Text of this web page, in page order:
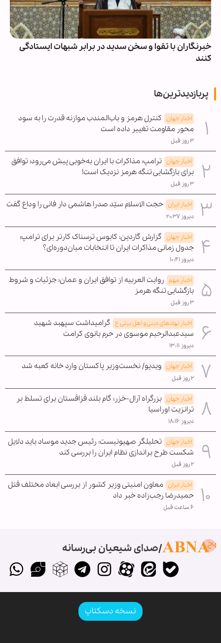
خبرنگاران با تقوا و سخن سدید در برابر شبهات ایستادگی
کنند
پربازدیدترین‌ها
اخبار جهان کنترل هرمز و باب‌المندب موازنه قدرت را به سود
محور مقاومت تغییر داده است
۳ روز قبل
اخبار جهان ترامپ: مذاکرات با ایران به‌خوبی پیش می‌رود؛ توافق
برای بازگشایی تنگه هرمز نزدیک است!
۳ روز قبل
اخبار ایران حجت الاسلام سیّد صدرا هاشمی دار فانی را وداع گفت
دیروز ۲۰:۳۷
اخبار جهان گزارش گاردین: کابوس ترسناک کارتر برای ترامپ؛
جدول زمانی مذاکرات ایران تا انتخابات میان‌دوره‌ای؟
دیروز ۱۰:۴۱
اخبار مهم روایت العربیه از توافق ایران و عمان؛ جزئیات و شروط
بازگشایی تنگه هرمز
۳ روز قبل
اخبار نهادهای دینی و اهل بیتی ع گرامیداشت سپهبد شهید
سیدعبدالرحیم موسوی در حرم بانوی کرامت
دیروز ۱۳:۱۱
اخبار جهان ویدیو/ نخست‌وزیر پاکستان وارد خانه کعبه شد
۲ روز قبل
اخبار جهان بزرگراه آرال-خزر؛ گام بلند قزاقستان برای تسلط بر
ترانزیت اوراسیا
دیروز ۱۸:۱۶
اخبار جهان تحلیلگر صهیونیست: رئیس جدید موساد باید دلایل
شکست طرح براندازی نظام ایران را بررسی کند
۲ روز قبل
اخبار ایران معاون امنیتی وزیر کشور از بررسی ابعاد مختلف قتل
حمیدرضا رجب‌زاده خبر داد
۶ ساعت قبل
صدای شیعیان بی‌رسانه
نسخه دسکتاپ